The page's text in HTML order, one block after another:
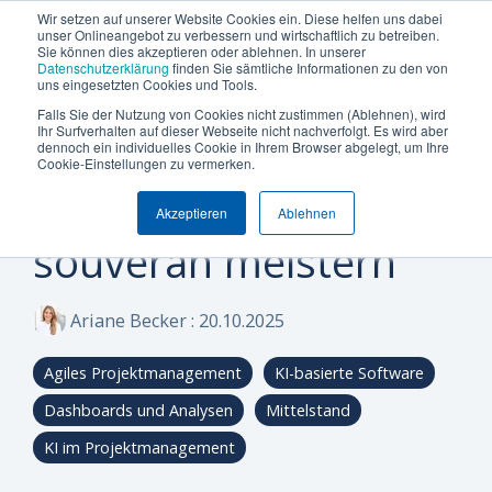
Wir setzen auf unserer Website Cookies ein. Diese helfen uns dabei
unser Onlineangebot zu verbessern und wirtschaftlich zu betreiben.
Sie können dies akzeptieren oder ablehnen. In unserer
Datenschutzerklärung finden Sie sämtliche Informationen zu den von
uns eingesetzten Cookies und Tools.
Falls Sie der Nutzung von Cookies nicht zustimmen (Ablehnen), wird
Ihr Surfverhalten auf dieser Webseite nicht nachverfolgt. Es wird aber
dennoch ein individuelles Cookie in Ihrem Browser abgelegt, um Ihre
Cookie-Einstellungen zu vermerken.
Akzeptieren Ablehnen
Termin vereinbaren +49 (0) 89 512 65 100
Was
möchten
steuern
oder
optimieren?
Unternehmensgröße
Mittelstand
Produkte
und
Management
Portfolio-
Projekt-
Management
Branchen
IT &
Die
Can
Plattform
Plattform Überblick
Integrationen
Reporting & BI
KI-Funktionalität
Sicherheit & Hosting
Machen
Sie
den
ersten
Schritt
zu
mehr
Sind Sie
neugierig,
ob Can Do
Insights
&
Practices
Blog
Whitepaper & eBooks
Hybride Mastercalss
Webinare & Videos
Wissen-Wiki
Anwender der Can Do Software
FAQs
Newsletter
Machen
Sie
den
ersten
Schritt
zu
mehr
Sind Sie
neugierig,
ob Can Do
Was
uns
auszeichnet
Über Uns (Geschichte)
Warum Can Do
Partner
Zertifizierungen
Nachhaltigkeit
Karriere
Machen
Sie
den
ersten
Schritt
zu
mehr
Sind Sie
neugierig,
ob Can Do
Websession: Projekte
trotz Zielkonflikten
souverän meistern
Ariane Becker: 20.10.2025
Agiles Projektmanagement
KI-basierte Software
Dashboards und Analysen
Mittelstand
KI im Projektmanagement